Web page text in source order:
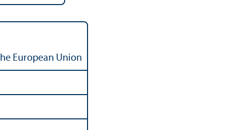
European Union